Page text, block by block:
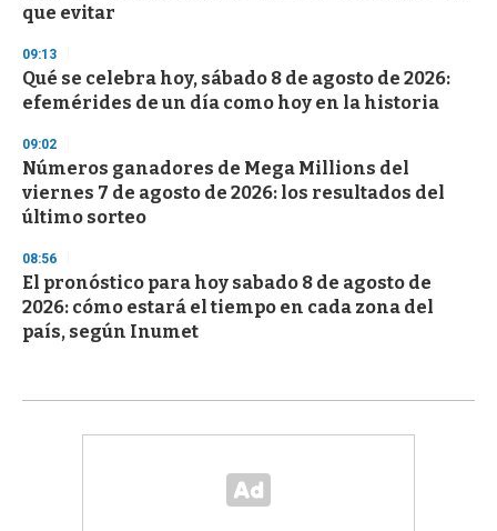
que evitar
09:13
Qué se celebra hoy, sábado 8 de agosto de 2026:
efemérides de un día como hoy en la historia
09:02
Números ganadores de Mega Millions del
viernes 7 de agosto de 2026: los resultados del
último sorteo
08:56
El pronóstico para hoy sabado 8 de agosto de
2026: cómo estará el tiempo en cada zona del
país, según Inumet